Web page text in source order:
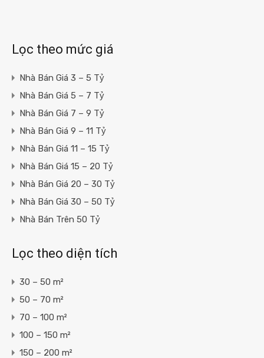
Lọc theo mức giá
Nhà Bán Giá 3 – 5 Tỷ
Nhà Bán Giá 5 – 7 Tỷ
Nhà Bán Giá 7 – 9 Tỷ
Nhà Bán Giá 9 – 11 Tỷ
Nhà Bán Giá 11 – 15 Tỷ
Nhà Bán Giá 15 – 20 Tỷ
Nhà Bán Giá 20 – 30 Tỷ
Nhà Bán Giá 30 – 50 Tỷ
Nhà Bán Trên 50 Tỷ
Lọc theo diện tích
30 – 50 m²
50 – 70 m²
70 – 100 m²
100 – 150 m²
150 – 200 m²